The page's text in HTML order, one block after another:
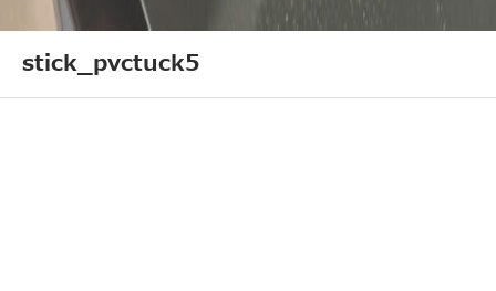
stick_pvctuck5